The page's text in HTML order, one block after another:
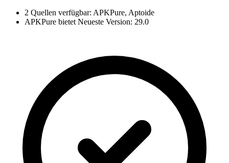
2 Quellen verfügbar: APKPure, Aptoide
APKPure bietet Neueste Version: 29.0